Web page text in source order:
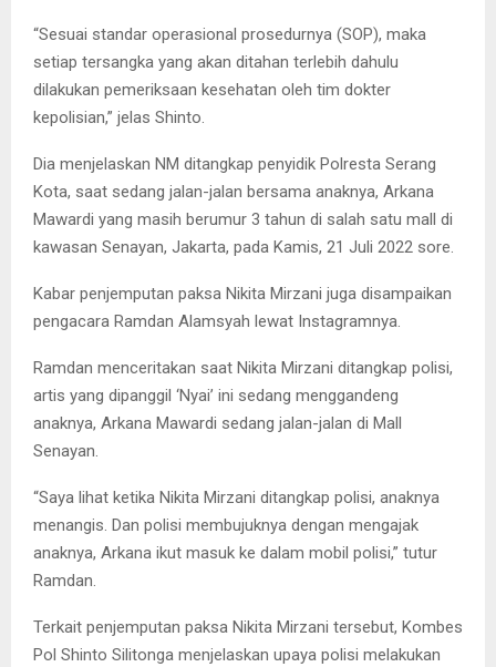
“Sesuai standar operasional prosedurnya (SOP), maka
setiap tersangka yang akan ditahan terlebih dahulu
dilakukan pemeriksaan kesehatan oleh tim dokter
kepolisian,” jelas Shinto.
Dia menjelaskan NM ditangkap penyidik Polresta Serang
Kota, saat sedang jalan-jalan bersama anaknya, Arkana
Mawardi yang masih berumur 3 tahun di salah satu mall di
kawasan Senayan, Jakarta, pada Kamis, 21 Juli 2022 sore.
Kabar penjemputan paksa Nikita Mirzani juga disampaikan
pengacara Ramdan Alamsyah lewat Instagramnya.
Ramdan menceritakan saat Nikita Mirzani ditangkap polisi,
artis yang dipanggil ‘Nyai’ ini sedang menggandeng
anaknya, Arkana Mawardi sedang jalan-jalan di Mall
Senayan.
“Saya lihat ketika Nikita Mirzani ditangkap polisi, anaknya
menangis. Dan polisi membujuknya dengan mengajak
anaknya, Arkana ikut masuk ke dalam mobil polisi,” tutur
Ramdan.
Terkait penjemputan paksa Nikita Mirzani tersebut, Kombes
Pol Shinto Silitonga menjelaskan upaya polisi melakukan